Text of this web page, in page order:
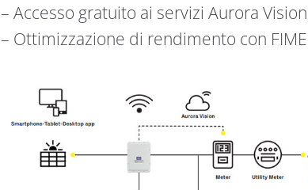
– Accesso gratuito ai servizi Aurora Vision
– Ottimizzazione di rendimento con